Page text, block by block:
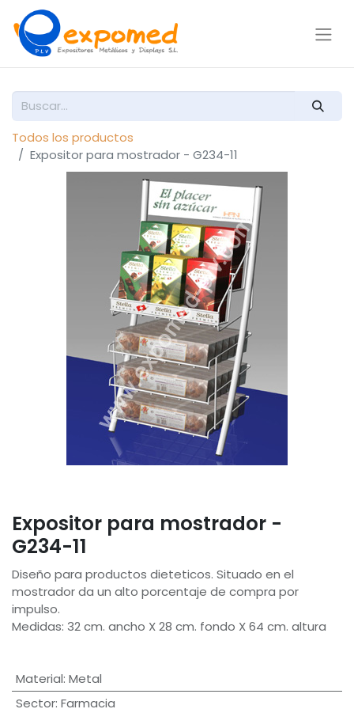
Todos los productos
Expositor para mostrador - G234-11
Expositor para mostrador -
G234-11
Diseño para productos dieteticos. Situado en el
mostrador da un alto porcentaje de compra por
impulso.
Medidas: 32 cm. ancho X 28 cm. fondo X 64 cm. altura
Material: Metal
Sector: Farmacia